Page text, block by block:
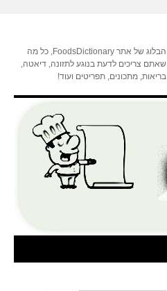
הבלוג של אתר FoodsDictionary, כל מה
שאתם צריכים לדעת בנוגע לתזונה, דיאטה,
בריאות, מתכונים, תפריטים ועוד!